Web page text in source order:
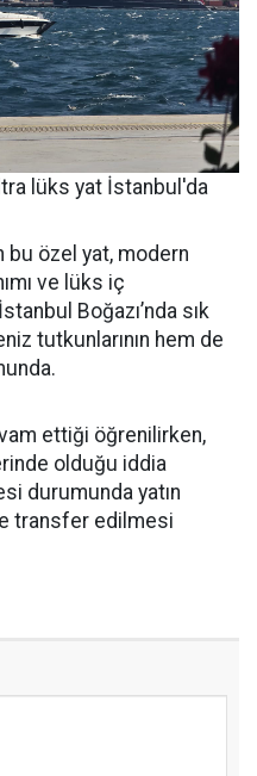
lüks yat İstanbul'da
bu özel yat, modern
ve lüks iç
Boğazı’nda sık
tutkunlarının hem de
ettiği öğrenilirken,
olduğu iddia
durumunda yatın
transfer edilmesi